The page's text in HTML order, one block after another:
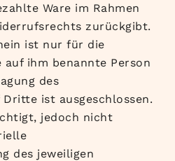
Ware im Rahmen
zurückgibt.
ist nur für die
ihm benannte Person
des
ist ausgeschlossen.
jedoch nicht
des jeweiligen